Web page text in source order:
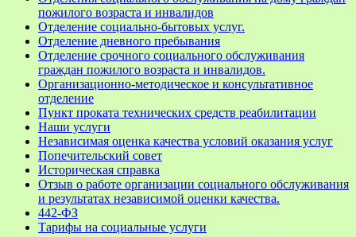
пожилого возраста и инвалидов
Отделение социально-бытовых услуг.
Отделение дневного пребывания
Отделение срочного социального обслуживания
граждан пожилого возраста и инвалидов.
Организационно-методическое и консультативное
отделение
Пункт проката технических средств реабилитации
Наши услуги
Независимая оценка качества условий оказания услуг
Попечительский совет
Историческая справка
Отзыв о работе организации социального обслуживания
и результатах независимой оценки качества.
442-ФЗ
Тарифы на социальные услуги